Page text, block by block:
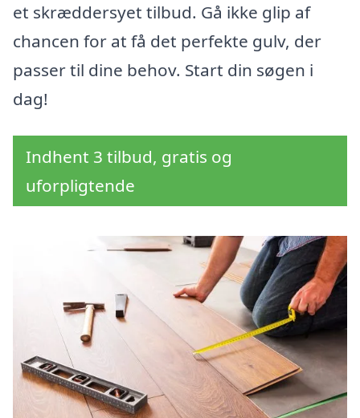
et skræddersyet tilbud. Gå ikke glip af
chancen for at få det perfekte gulv, der
passer til dine behov. Start din søgen i
dag!
Indhent 3 tilbud, gratis og
uforpligtende